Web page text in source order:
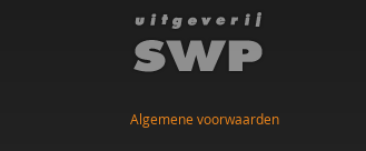
dr. Catharina A. Hartman
Dr. Cathelijne Tesink
Helena Cousijn
Algemene voorwaarden